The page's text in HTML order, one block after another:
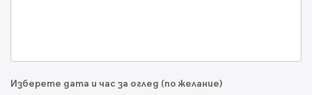
Изберете дата и час за оглед (по желание)